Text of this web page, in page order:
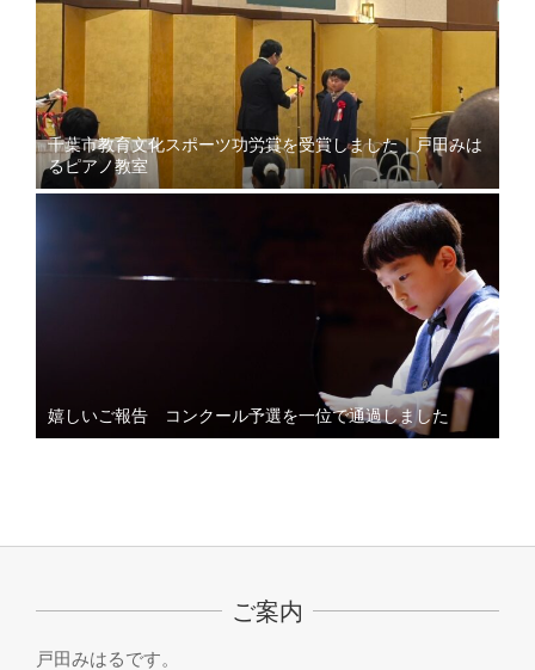
千葉市教育文化スポーツ功労賞を受賞しました｜戸田みは
るピアノ教室
嬉しいご報告 コンクール予選を一位で通過しました
ご案内
戸田みはるです。